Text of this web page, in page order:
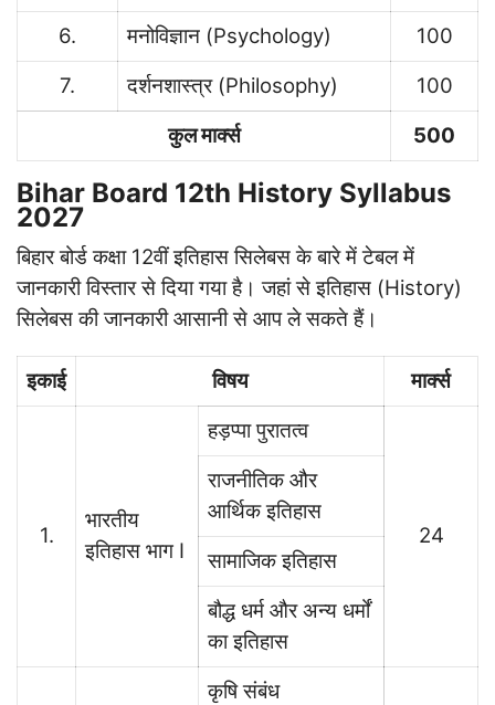
6. मनोविज्ञान (Psychology)
100
7.
दर्शनशास्त्र (Philosophy)
100
कुल मार्क्स
500
Bihar Board 12th History Syllabus
2027
बिहार बोर्ड कक्षा 12वीं इतिहास सिलेबस के बारे में टेबल में
जानकारी विस्तार से दिया गया है। जहां से इतिहास (History)
सिलेबस की जानकारी आसानी से आप ले सकते हैं।
इकाई विषय मार्क्स
1.
भारतीय
इतिहास भाग I
हड़प्पा पुरातत्व
24
राजनीतिक और
आर्थिक इतिहास
सामाजिक इतिहास
बौद्ध धर्म और अन्य धर्मों
का इतिहास
कृषि संबंध